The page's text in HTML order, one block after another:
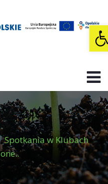
Spotkania w Klubach